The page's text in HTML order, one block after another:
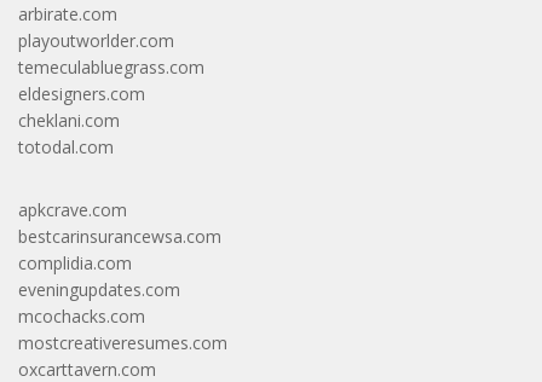
arbirate.com
playoutworlder.com
temeculabluegrass.com
eldesigners.com
cheklani.com
totodal.com
apkcrave.com
bestcarinsurancewsa.com
complidia.com
eveningupdates.com
mcochacks.com
mostcreativeresumes.com
oxcarttavern.com